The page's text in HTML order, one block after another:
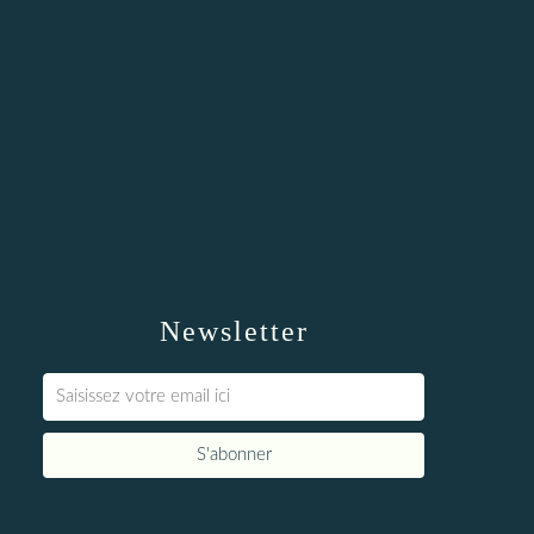
Newsletter